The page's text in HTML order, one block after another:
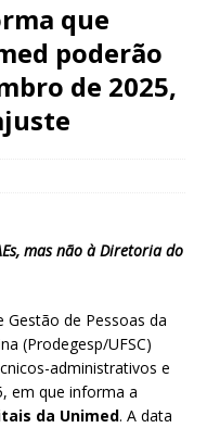
que
poderão
de 2025,
mas não à Diretoria do
de Pessoas da
(Prodegesp/UFSC)
administrativos e
em que informa a
da Unimed. A data